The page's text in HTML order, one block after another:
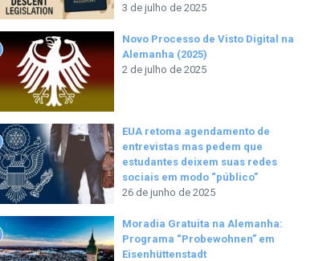
3 de julho de 2025
Novo Processo de Visto Digital na
Alemanha (2025)
2 de julho de 2025
EUA retoma agendamento de
entrevistas mas pedem que
estudantes deixem suas redes
sociais em modo “público”
26 de junho de 2025
Moradia Gratuita na Alemanha:
Programa “Probewohnen” em
Eisenhüttenstadt